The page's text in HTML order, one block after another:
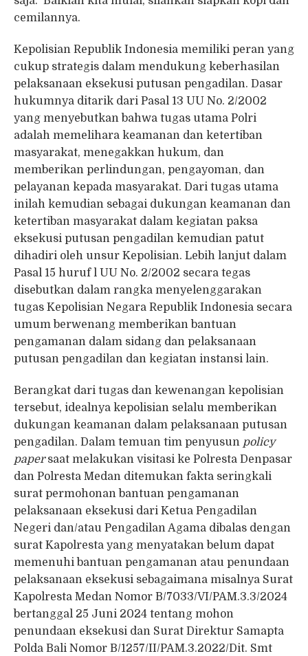
cemilannya.
Kepolisian Republik Indonesia memiliki peran yang
cukup strategis dalam mendukung keberhasilan
pelaksanaan eksekusi putusan pengadilan. Dasar
hukumnya ditarik dari Pasal 13 UU No. 2/2002
yang menyebutkan bahwa tugas utama Polri
adalah memelihara keamanan dan ketertiban
masyarakat, menegakkan hukum, dan
memberikan perlindungan, pengayoman, dan
pelayanan kepada masyarakat. Dari tugas utama
inilah kemudian sebagai dukungan keamanan dan
ketertiban masyarakat dalam kegiatan paksa
eksekusi putusan pengadilan kemudian patut
dihadiri oleh unsur Kepolisian. Lebih lanjut dalam
Pasal 15 huruf l UU No. 2/2002 secara tegas
disebutkan dalam rangka menyelenggarakan
tugas Kepolisian Negara Republik Indonesia secara
umum berwenang memberikan bantuan
pengamanan dalam sidang dan pelaksanaan
putusan pengadilan dan kegiatan instansi lain.
Berangkat dari tugas dan kewenangan kepolisian
tersebut, idealnya kepolisian selalu memberikan
dukungan keamanan dalam pelaksanaan putusan
pengadilan. Dalam temuan tim penyusun policy
papersaat melakukan visitasi ke Polresta Denpasar
dan Polresta Medan ditemukan fakta seringkali
surat permohonan bantuan pengamanan
pelaksanaan eksekusi dari Ketua Pengadilan
Negeri dan/atau Pengadilan Agama dibalas dengan
surat Kapolresta yang menyatakan belum dapat
memenuhi bantuan pengamanan atau penundaan
pelaksanaan eksekusi sebagaimana misalnya Surat
Kapolresta Medan Nomor B/7033/VI/PAM.3.3/2024
bertanggal 25 Juni 2024 tentang mohon
penundaan eksekusi dan Surat Direktur Samapta
Polda Bali Nomor B/1257/II/PAM.3.2022/Dit. Smt